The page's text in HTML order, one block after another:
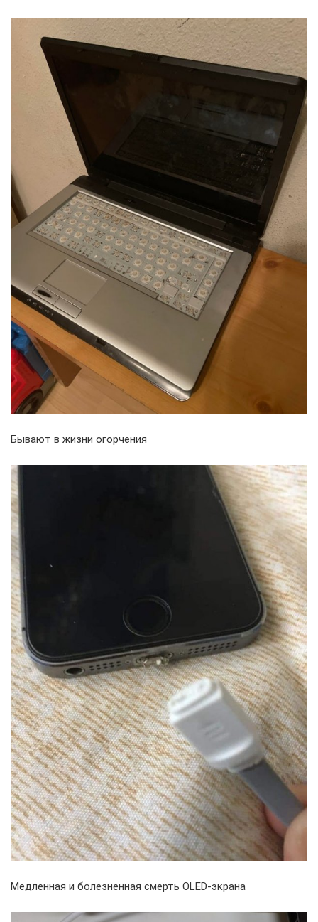
Бывают в жизни огорчения
Медленная и болезненная смерть OLED-экрана